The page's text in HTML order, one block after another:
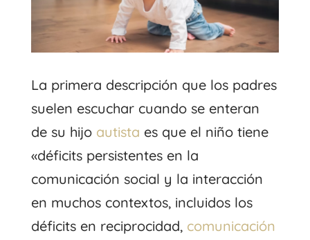
La primera descripción que los padres
suelen escuchar cuando se enteran
de su hijo autista es que el niño tiene
«déficits persistentes en la
comunicación social y la interacción
en muchos contextos, incluidos los
déficits en reciprocidad, comunicación